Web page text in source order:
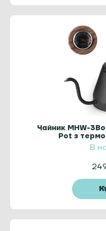
Чайник MHW-
Pot з
В